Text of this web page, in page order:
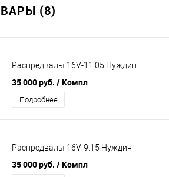
(8)
Распредвалы 16V-11.05 Нуждин
35 000 руб. / Компл
Подробнее
Распредвалы 16V-9.15 Нуждин
35 000 руб. / Компл